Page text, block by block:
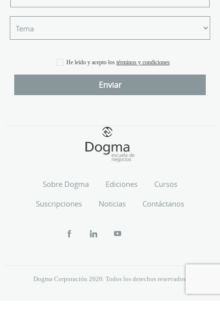
He leído y acepto los términos y condiciones
Sobre Dogma Ediciones
Cursos
Suscripciones
Noticias Contáctanos
Dogma Corporación 2020. Todos los derechos reservados.